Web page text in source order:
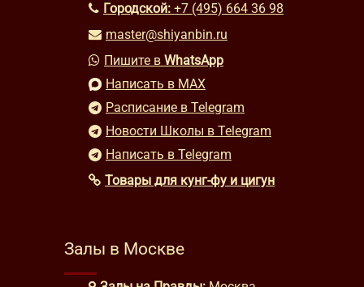
Городской: +7 (495) 664 36 98
master@shiyanbin.ru
Пишите в WhatsApp
Написать в MAX
Расписание в Telegram
Новости Школы в Telegram
Написать в Telegram
Товары для кунг-фу и цигун
Залы в Москве